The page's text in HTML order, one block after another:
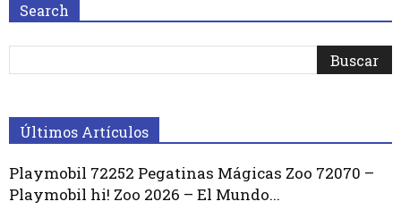
Search
Últimos Artículos
Playmobil 72252 Pegatinas Mágicas Zoo 72070 –
Playmobil hi! Zoo 2026 – El Mundo...